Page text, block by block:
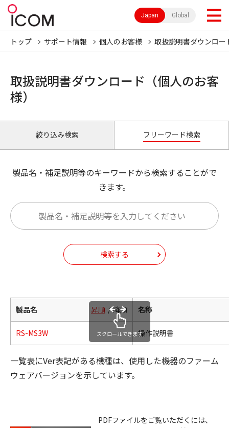
Japan Global
トップ サポート情報 個人のお客様 取扱説明書ダウンロー
取扱説明書ダウンロード（個人のお客
様）
絞り込み検索 フリーワード検索
製品名・補足説明等のキーワードから検索することがで
きます。
検索する
製品名 昇順 降順 名称
RS-MS3W 操作説明書
スクロールできます
一覧表にVer表記がある機種は、使用した機器のファーム
ウェアバージョンを示しています。
PDFファイルをご覧いただくには、